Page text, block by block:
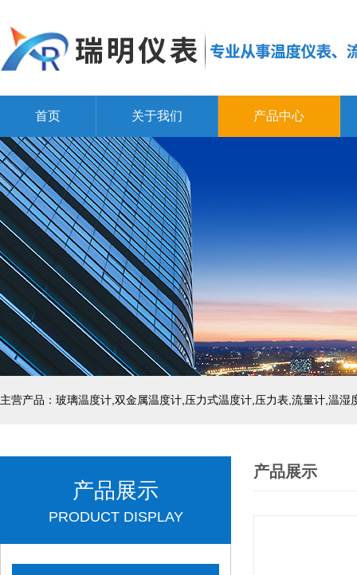
首页 关于我们 产品中心
产品展示
PRODUCT DISPLAY
产品展示